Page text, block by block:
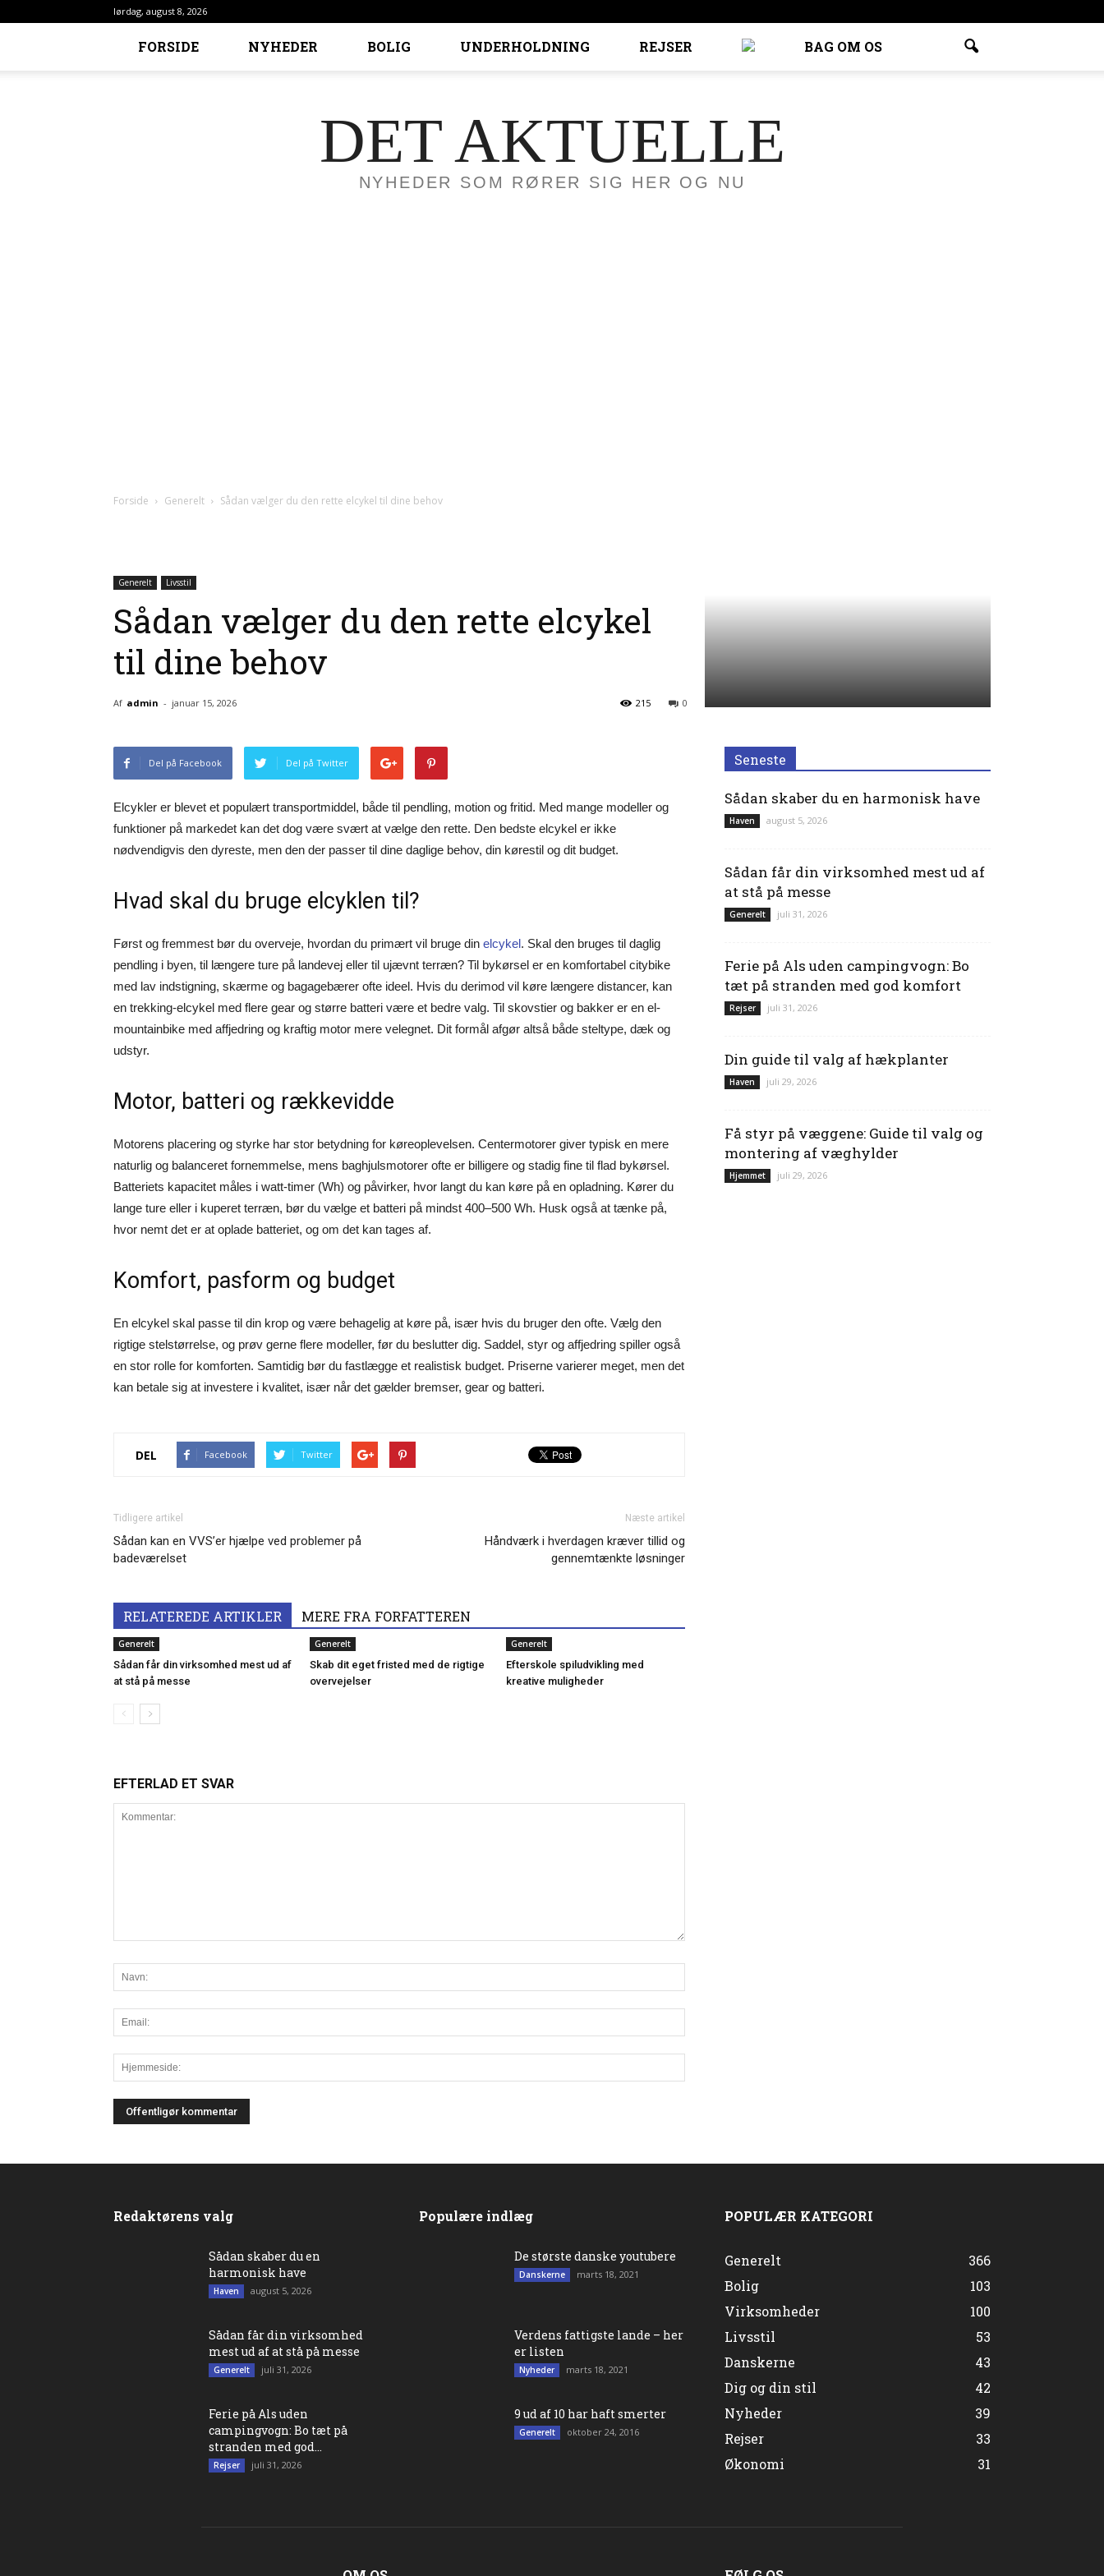
lørdag, august 8, 2026
FORSIDE NYHEDER BOLIG UNDERHOLDNING REJSER BAG OM OS
DET AKTUELLE
NYHEDER SOM RØRER SIG HER OG NU
Forside Generelt Sådan vælger du den rette elcykel til dine behov
Generelt Livsstil
Sådan vælger du den rette elcykel
til dine behov
Af admin - januar 15, 2026 0
215
Del på Facebook Del på Twitter
Elcykler er blevet et populært transportmiddel, både til pendling, motion og fritid. Med mange modeller og
funktioner på markedet kan det dog være svært at vælge den rette. Den bedste elcykel er ikke
nødvendigvis den dyreste, men den der passer til dine daglige behov, din kørestil og dit budget.
Hvad skal du bruge elcyklen til?
Først og fremmest bør du overveje, hvordan du primært vil bruge din elcykel. Skal den bruges til daglig
pendling i byen, til længere ture på landevej eller til ujævnt terræn? Til bykørsel er en komfortabel citybike
med lav indstigning, skærme og bagagebærer ofte ideel. Hvis du derimod vil køre længere distancer, kan
en trekking-elcykel med flere gear og større batteri være et bedre valg. Til skovstier og bakker er en el-
mountainbike med affjedring og kraftig motor mere velegnet. Dit formål afgør altså både steltype, dæk og
udstyr.
Motor, batteri og rækkevidde
Motorens placering og styrke har stor betydning for køreoplevelsen. Centermotorer giver typisk en mere
naturlig og balanceret fornemmelse, mens baghjulsmotorer ofte er billigere og stadig fine til flad bykørsel.
Batteriets kapacitet måles i watt-timer (Wh) og påvirker, hvor langt du kan køre på en opladning. Kører du
lange ture eller i kuperet terræn, bør du vælge et batteri på mindst 400–500 Wh. Husk også at tænke på,
hvor nemt det er at oplade batteriet, og om det kan tages af.
Komfort, pasform og budget
En elcykel skal passe til din krop og være behagelig at køre på, især hvis du bruger den ofte. Vælg den
rigtige stelstørrelse, og prøv gerne flere modeller, før du beslutter dig. Saddel, styr og affjedring spiller også
en stor rolle for komforten. Samtidig bør du fastlægge et realistisk budget. Priserne varierer meget, men det
kan betale sig at investere i kvalitet, især når det gælder bremser, gear og batteri.
DEL Facebook Twitter
Tidligere artikel
Sådan kan en VVS’er hjælpe ved problemer på
badeværelset
Næste artikel
Håndværk i hverdagen kræver tillid og
gennemtænkte løsninger
RELATEREDE ARTIKLER MERE FRA FORFATTEREN
Generelt
Sådan får din virksomhed mest ud af
at stå på messe
Generelt
Skab dit eget fristed med de rigtige
overvejelser
Generelt
Efterskole spiludvikling med
kreative muligheder
EFTERLAD ET SVAR
Seneste
Sådan skaber du en harmonisk have
Haven august 5, 2026
Sådan får din virksomhed mest ud af
at stå på messe
Generelt juli 31, 2026
Ferie på Als uden campingvogn: Bo
tæt på stranden med god komfort
Rejser juli 31, 2026
Din guide til valg af hækplanter
Haven juli 29, 2026
Få styr på væggene: Guide til valg og
montering af væghylder
Hjemmet juli 29, 2026
Redaktørens valg
Sådan skaber du en
harmonisk have
Haven august 5, 2026
Sådan får din virksomhed
mest ud af at stå på messe
Generelt juli 31, 2026
Ferie på Als uden
campingvogn: Bo tæt på
stranden med god...
Rejser juli 31, 2026
Populære indlæg
De største danske youtubere
Danskerne marts 18, 2021
Verdens fattigste lande – her
er listen
Nyheder marts 18, 2021
9 ud af 10 har haft smerter
Generelt oktober 24, 2016
POPULÆR KATEGORI
Generelt
366
Bolig
103
Virksomheder
100
Livsstil
53
Danskerne
43
Dig og din stil
42
Nyheder
39
Rejser
33
Økonomi
31